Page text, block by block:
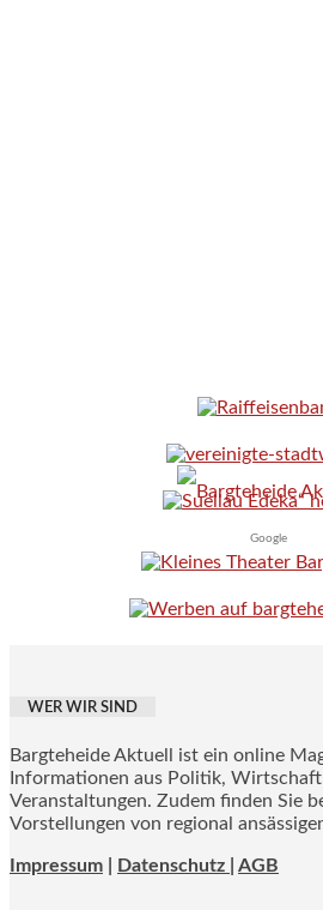
Google
WER WIR SIND
Bargteheide Aktuell ist ein online
Informationen aus Politik,
Veranstaltungen. Zudem finden Sie
Vorstellungen von regional
Impressum Datenschutz | AGB